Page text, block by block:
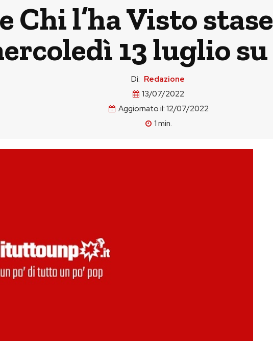
Chi l’ha Visto
13 luglio su
Di: Redazione
13/07/2022
Aggiornato il: 12/07/2022
1 min.